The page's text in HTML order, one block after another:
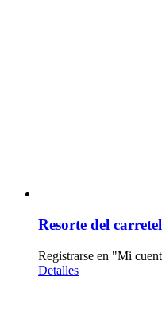
Resorte del
Registrarse en "Mi
Detalles